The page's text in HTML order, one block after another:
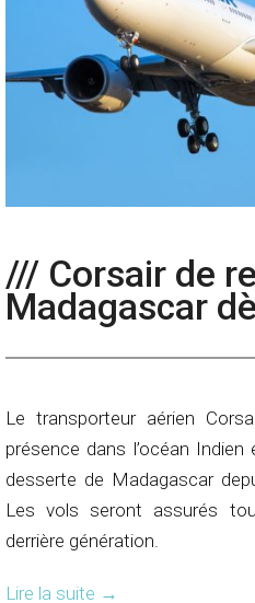
/// Corsair de
Madagascar
Le transporteur aérien
présence dans l’océan
desserte de Madagascar
Les vols seront assurés
derrière génération.
Lire la suite →